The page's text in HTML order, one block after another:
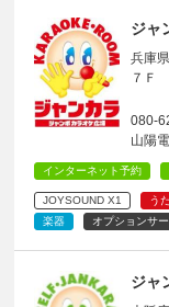
ジャ
兵庫
７Ｆ
080-
山陽
インターネット予約
JOYSOUND X1 う
楽器
オプションサ
ジャ